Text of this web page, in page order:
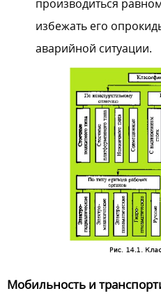
производиться
избежать его
аварийной ситуации.
Мобильность и